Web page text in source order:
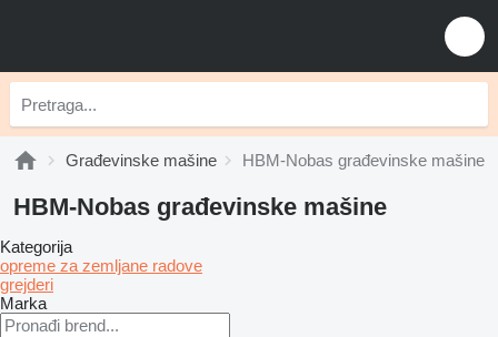
Građevinske mašine HBM-Nobas građevinske mašine
HBM-Nobas građevinske mašine
Kategorija
opreme za zemljane radove
grejderi
Marka